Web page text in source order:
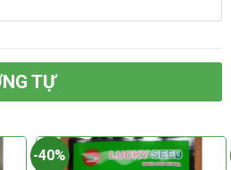
thể.
thể
được
TỰ
-40%